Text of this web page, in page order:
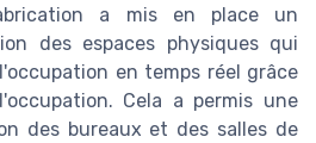
a mis en place un
des espaces physiques qui
en temps réel grâce
Cela a permis une
des bureaux et des salles de